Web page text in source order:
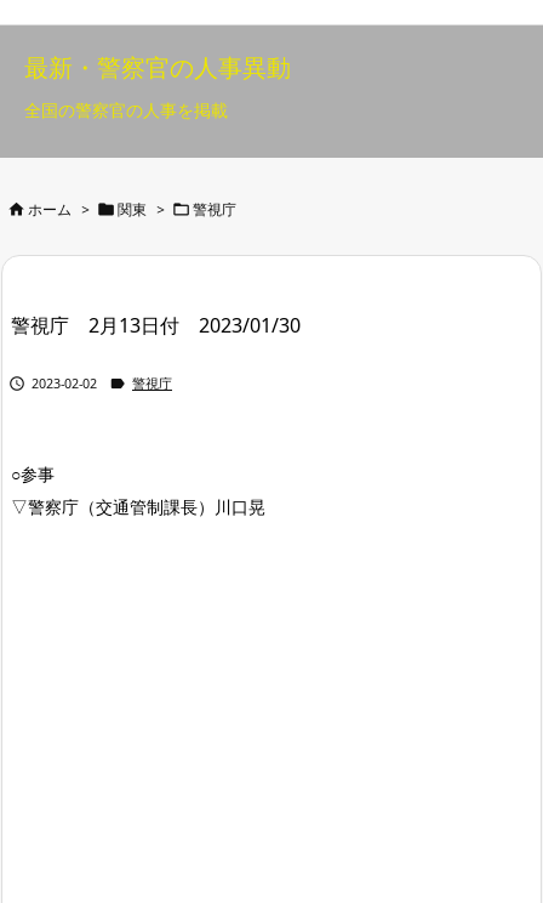
最新・警察官の人事異動
全国の警察官の人事を掲載
 ホーム >  関東 >  警視庁
警視庁 2月13日付 2023/01/30
 2023-02-02  警視庁
○参事
▽警察庁（交通管制課長）川口晃